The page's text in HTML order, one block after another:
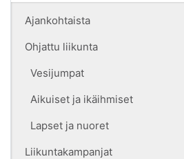
Ajankohtaista
Ohjattu liikunta
Vesijumpat
Aikuiset ja ikäihmiset
Lapset ja nuoret
Liikuntakampanjat